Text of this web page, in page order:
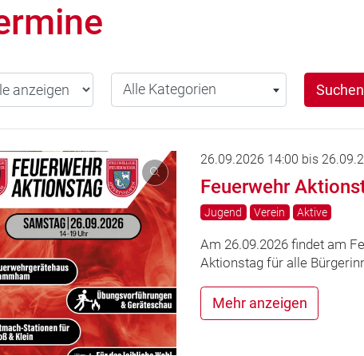
wählen Alle Kategorien
Alle Kategorien Suchen
26.09.2026 14:00 bis
Feuerwehr
Jugend Verein Aktive
Am 26.09.2026 findet am
Aktionstag für alle
Mehr anzeigen